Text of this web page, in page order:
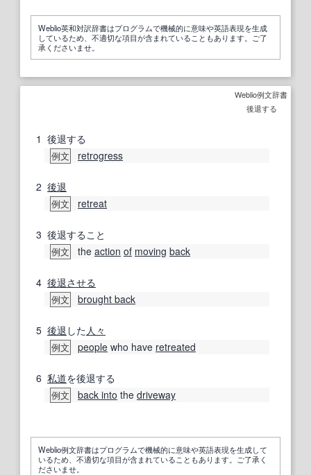
Weblio英和対訳辞書はプログラムで機械的に意味や英語表現を生成
しているため、不適切な項目が含まれていることもあります。ご了
承くださいませ。
Weblio例文辞書
後退する
1 後退する
例文 retrogress
2 後退
例文 retreat
3 後退すること
例文 the action of moving back
4 後退させる
例文 brought back
5 後退 した 人々
例文 people who have retreated
6 私道を後退する
例文 back into the driveway
Weblio例文辞書はプログラムで機械的に意味や英語表現を生成して
いるため、不適切な項目が含まれていることもあります。ご了承く
ださいませ。